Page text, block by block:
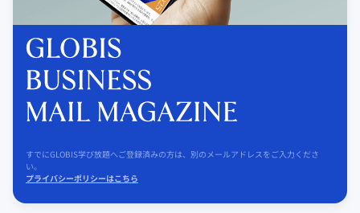
すでにGLOBIS学び放題へご登録済みの方は、別のメールアドレスをご入力くださ
い。
プライバシーポリシーはこちら